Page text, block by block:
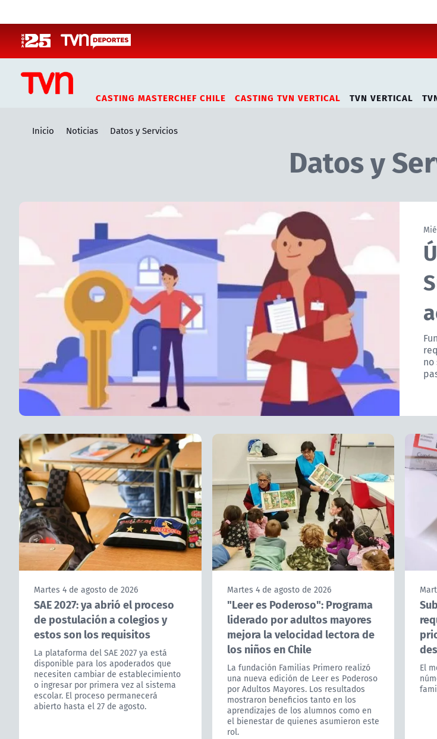
CASTING MASTERCHEF CHILE CASTING TVN VERTICAL TVN VERTICAL
Inicio Noticias Datos y Servicios
Datos y
Artículos relacionados con Datos y Servicios
Martes 4 de agosto de 2026
SAE 2027: ya abrió el proceso
de postulación a colegios y
estos son los requisitos
La plataforma del SAE 2027 ya está
disponible para los apoderados que
necesiten cambiar de establecimiento
o ingresar por primera vez al sistema
escolar. El proceso permanecerá
abierto hasta el 27 de agosto.
Martes 4 de agosto de 2026
"Leer es Poderoso": Programa
liderado por adultos mayores
mejora la velocidad lectora de
los niños en Chile
La fundación Familias Primero realizó
una nueva edición de Leer es Poderoso
por Adultos Mayores. Los resultados
mostraron beneficios tanto en los
aprendizajes de los alumnos como en
el bienestar de quienes asumieron este
rol.
El